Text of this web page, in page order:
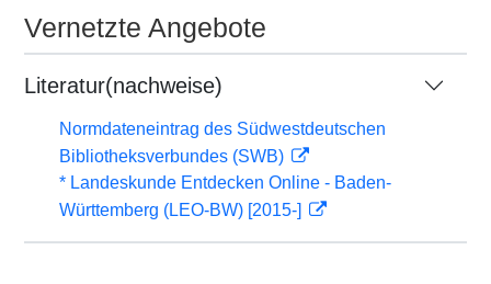
Vernetzte Angebote
Literatur(nachweise)
Normdateneintrag des Südwestdeutschen
Bibliotheksverbundes (SWB)
* Landeskunde Entdecken Online - Baden-
Württemberg (LEO-BW) [2015-]